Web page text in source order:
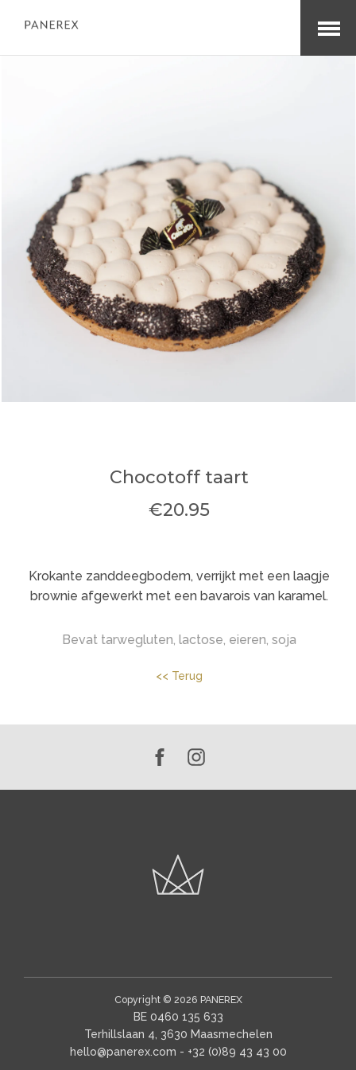
Open
Chocotoff taart
€20.95
Krokante zanddeegbodem, verrijkt met een laagje
brownie afgewerkt met een bavarois van karamel.
Bevat tarwegluten, lactose, eieren, soja
<< Terug
Copyright © 2026 PANEREX
BE 0460 135 633
Terhillslaan 4, 3630 Maasmechelen
hello@panerex.com - +32 (0)89 43 43 00